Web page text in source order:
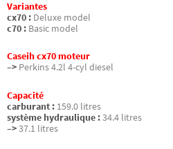
Variantes
cx70 : Deluxe model
c70 : Basic model
Caseih cx70 moteur
–> Perkins 4.2l 4-cyl diesel
Capacité
carburant : 159.0 litres
système hydraulique :34.4 litres
–>37.1 litres